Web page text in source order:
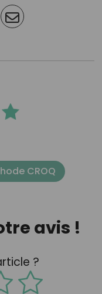
CROQ
avis !
?